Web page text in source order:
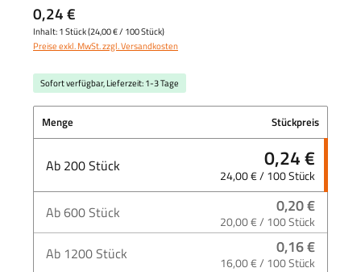
0,24 €
Inhalt:1 Stück(24,00 €/ 100 Stück)
Preise exkl. MwSt. zzgl. Versandkosten
Sofort verfügbar, Lieferzeit: 1-3 Tage
Menge Stückpreis
Ab 200Stück 0,24 €
24,00 € / 100 Stück
Ab600Stück 0,20 €
20,00 € / 100 Stück
Ab 1200Stück 0,16 €
16,00 € / 100 Stück